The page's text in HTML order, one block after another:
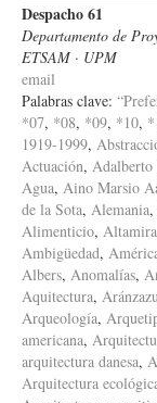
Despacho 61
Departamento de
ETSAM · UPM
email
Palabras clave:
*07, *08, *09, *10,
1919-1999,
Actuación,
Agua, Aino Marsio
de la Sota, Alemania,
Alimenticio, Altamira
Ambigüedad,
Albers, Anomalías,
Aquitectura, Aránzazu
Arqueología,
americana,
arquitectura danesa,
Arquitectura